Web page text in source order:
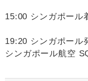
15:00 シンガポール
19:20 シンガポール
シンガポール航空